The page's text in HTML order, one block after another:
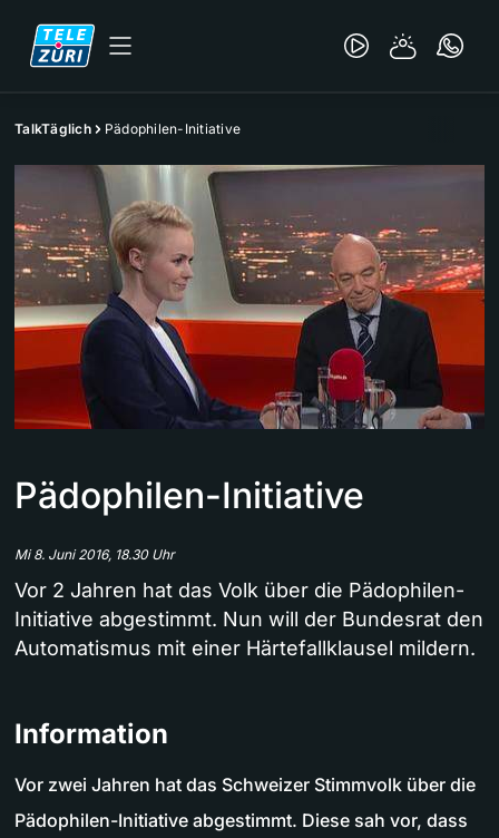
TalkTäglich Pädophilen-Initiative
Pädophilen-Initiative
Mi 8. Juni 2016, 18.30 Uhr
Vor 2 Jahren hat das Volk über die Pädophilen-
Initiative abgestimmt. Nun will der Bundesrat den
Automatismus mit einer Härtefallklausel mildern.
Information
Vor zwei Jahren hat das Schweizer Stimmvolk über die
Pädophilen-Initiative abgestimmt. Diese sah vor, dass